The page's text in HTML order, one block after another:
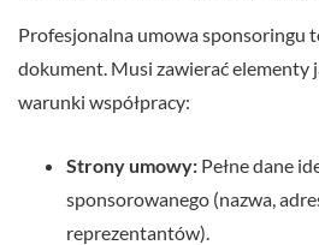
Profesjonalna umowa sponsoringu
dokument. Musi zawierać elementy
warunki współpracy:
Strony umowy: Pełne dane
sponsorowanego (nazwa,
reprezentantów).